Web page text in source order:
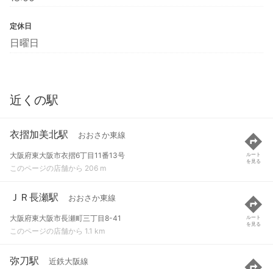
定休日
日曜日
近くの駅
衣摺加美北駅 おおさか東線
大阪府東大阪市衣摺6丁目11番13号
このページの店舗から 206 m
ルート
を見る
ＪＲ長瀬駅 おおさか東線
大阪府東大阪市長瀬町三丁目8-41
このページの店舗から 1.1 km
ルート
を見る
弥刀駅 近鉄大阪線